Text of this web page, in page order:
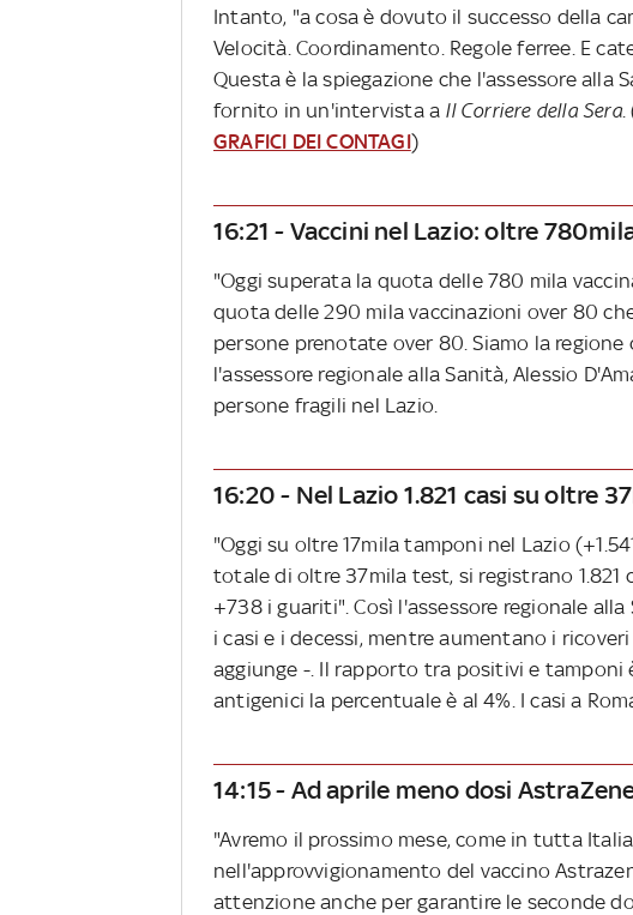
Intanto, "a cosa è dovuto il successo della
Velocità. Coordinamento. Regole ferree. E
Questa è la spiegazione che l'assessore alla
fornito in un'intervista a Il Corriere della Sera.
GRAFICI DEI CONTAGI)
16:21 - Vaccini nel Lazio: oltre
"Oggi superata la quota delle 780 mila
quota delle 290 mila vaccinazioni over 80
persone prenotate over 80. Siamo la
l'assessore regionale alla Sanità, Alessio
persone fragili nel Lazio.
16:20 - Nel Lazio 1.821 casi su oltre
"Oggi su oltre 17mila tamponi nel Lazio
totale di oltre 37mila test, si registrano 1.821
+738 i guariti". Così l'assessore regionale
i casi e i decessi, mentre aumentano i
aggiunge -. Il rapporto tra positivi e tamponi
antigenici la percentuale è al 4%. I casi a
14:15 - Ad aprile meno dosi
"Avremo il prossimo mese, come in tutta
nell'approvvigionamento del vaccino
attenzione anche per garantire le seconde